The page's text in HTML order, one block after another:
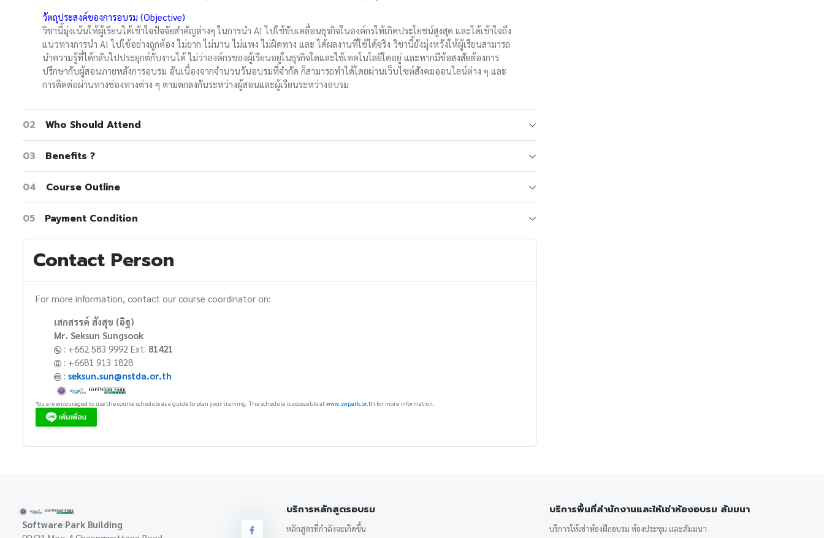
วัตถุประสงค์ของการอบรม (Objective)
วิชานี้มุ่งเน้นให้ผู้เรียนได้เข้าใจปัจจัยสำคัญต่างๆ ในการนำ AI ไปใช้ขับเคลื่อนธุรกิจในองค์กรให้เกิดประโยชน์สูงสุด และได้เข้าใจถึง
แนวทางการนำ AI ไปใช้อย่างถูกต้อง ไม่ยาก ไม่นาน ไม่แพง ไม่ผิดทาง และ ได้ผลงานที่ใช้ได้จริง วิชานี้ยังมุ่งหวังให้ผู้เรียนสามารถ
นำความรู้ที่ได้กลับไปประยุกต์กับงานได้ ไม่ว่าองค์กรของผู้เรียนอยู่ในธุรกิจใดและใช้เทคโนโลยีใดอยู่ และหากมีข้อสงสัยต้องการ
ปรึกษากับผู้สอนภายหลังการอบรม อันเนื่องจากจำนวนวันอบรมที่จำกัด ก็สามารถทำได้โดยผ่านเว็บไซต์สังคมออนไลน์ต่าง ๆ และ
การติดต่อผ่านทางช่องทางต่าง ๆ ตามตกลงกันระหว่างผู้สอนและผู้เรียนระหว่างอบรม
02 Who Should Attend
03 Benefits ?
04 Course Outline
05 Payment Condition
Contact Person
For more information, contact our course coordinator on:
เสกสรรค์ สังสุข (อิฐ)
Mr. Seksun Sungsook
: +662 583 9992 Ext. 81421
: +6681 913 1828
: seksun.sun@nstda.or.th
You are encouraged to use the course schedule as a guide to plan your training. The schedule is accessible atwww.swpark.or.th for more information.
Software Park Building
บริการหลักสูตรอบรม
หลักสูตรที่กำลังจะเกิดขึ้น
บริการพื้นที่สำนักงานและให้เช่าห้องอบรม สัมมนา
บริการให้เช่าห้องฝึกอบรม ห้องประชุม และสัมมนา